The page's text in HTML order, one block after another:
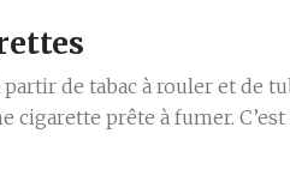
de tabac à rouler et de
prête à fumer.